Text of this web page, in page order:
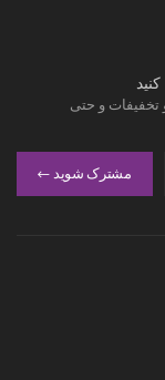
تخفیفات و حتی
مشترک شوید